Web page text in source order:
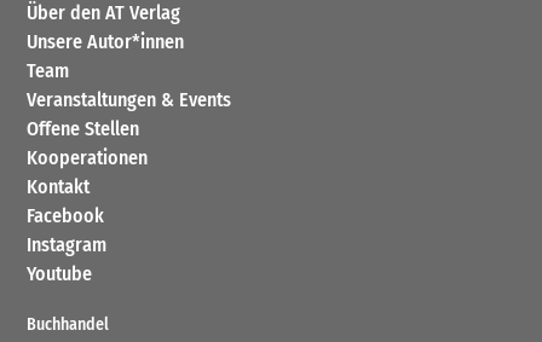
Über den AT Verlag
Unsere Autor*innen
Team
Veranstaltungen & Events
Offene Stellen
Kooperationen
Kontakt
Facebook
Instagram
Youtube
Buchhandel